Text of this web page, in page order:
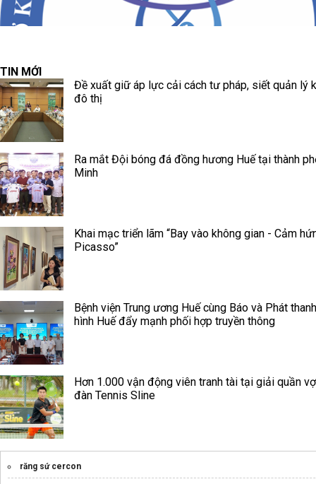
TIN MỚI
Đề xuất giữ áp lực cải cách tư pháp, siết quản lý
đô thị
Ra mắt Đội bóng đá đồng hương Huế tại thành
Minh
Khai mạc triển lãm “Bay vào không gian - Cảm
Picasso”
Bệnh viện Trung ương Huế cùng Báo và Phát
hình Huế đẩy mạnh phối hợp truyền thông
Hơn 1.000 vận động viên tranh tài tại giải quần
đàn Tennis Sline
răng sứ cercon